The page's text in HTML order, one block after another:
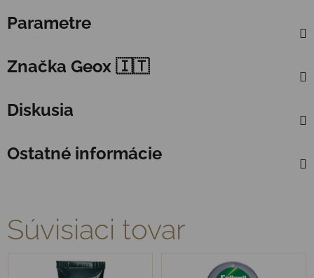
Parametre
Značka Geox 🇮🇹
Diskusia
Ostatné informácie
Súvisiaci tovar